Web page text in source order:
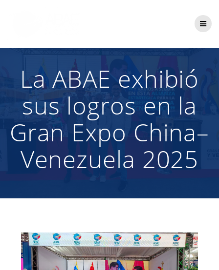
La ABAE exhibió
sus logros en la
Gran Expo China–
Venezuela 2025